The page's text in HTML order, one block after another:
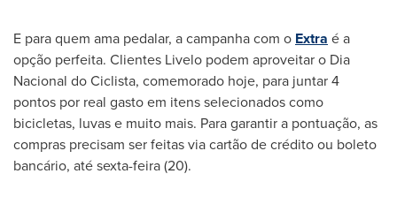
E para quem ama pedalar, a campanha com o Extra é a
opção perfeita. Clientes Livelo podem aproveitar o Dia
Nacional do Ciclista, comemorado hoje, para juntar 4
pontos por real gasto em itens selecionados como
bicicletas, luvas e muito mais. Para garantir a pontuação, as
compras precisam ser feitas via cartão de crédito ou boleto
bancário, até sexta-feira (20).